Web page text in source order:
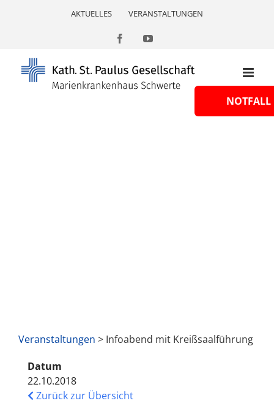
AKTUELLES VERANSTALTUNGEN
FacebookYouTube
Veranstaltungen > Infoabend mit Kreißsaalführung
Datum
22.10.2018
Zurück zur Übersicht
NOTFALL